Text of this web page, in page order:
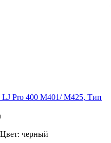
Pro 400 M401/ M425, Тип
черный